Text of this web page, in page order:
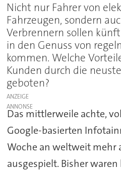
Nicht nur Fahrer von
Fahrzeugen, sondern
Verbrennern sollen
in den Genuss von
kommen. Welche
Kunden durch die
geboten?
ANZEIGE
Das mittlerweile achte,
Google-basierten
Woche an weltweit mehr
ausgespielt. Bisher